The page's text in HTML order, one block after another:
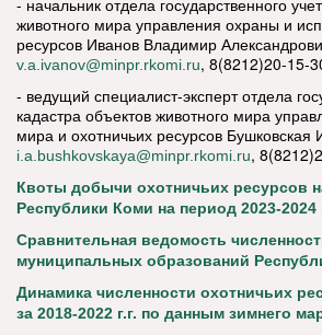
- начальник отдела государственного
животного мира управления охраны и
ресурсов Иванов Владимир
v.a.ivanov@minpr.rkomi.ru, 8(8212)20-15-
- ведущий специалист-эксперт отдела
кадастра объектов животного мира
мира и охотничьих ресурсов
i.a.bushkovskaya@minpr.rkomi.ru,
Квоты добычи охотничьих ресурсов
Республики Коми на период 2023-2024
Сравнительная ведомость
муниципальных образований
Динамика численности охотничьих
за 2018-2022 г.г. по данным зимнего